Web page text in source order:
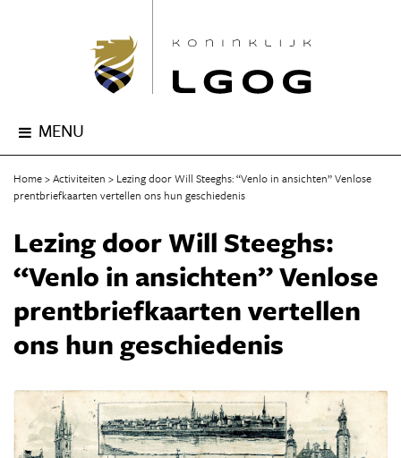
MENU
Home Activiteiten
Lezing door Will Steeghs: “Venlo in ansichten” Venlose
prentbriefkaarten vertellen ons hun geschiedenis
Lezing door Will Steeghs:
“Venlo in ansichten” Venlose
prentbriefkaarten vertellen
ons hun geschiedenis